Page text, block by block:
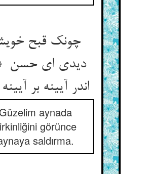
چونک قبح
دیدی ای
اندر آیینه بر آیینه مزن
Güzelim aynada
görünce
saldırma.